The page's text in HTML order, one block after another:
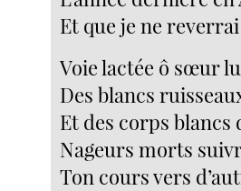
Et que je ne
Voie lactée ô sœur
Des blancs
Et des corps blancs
Nageurs morts
Ton cours vers